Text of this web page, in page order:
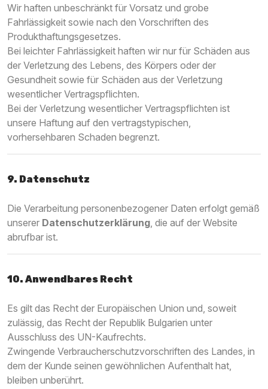
Wir haften unbeschränkt für Vorsatz und grobe
Fahrlässigkeit sowie nach den Vorschriften des
Produkthaftungsgesetzes.
Bei leichter Fahrlässigkeit haften wir nur für Schäden aus
der Verletzung des Lebens, des Körpers oder der
Gesundheit sowie für Schäden aus der Verletzung
wesentlicher Vertragspflichten.
Bei der Verletzung wesentlicher Vertragspflichten ist
unsere Haftung auf den vertragstypischen,
vorhersehbaren Schaden begrenzt.
9. Datenschutz
Die Verarbeitung personenbezogener Daten erfolgt gemäß
unserer Datenschutzerklärung, die auf der Website
abrufbar ist.
10. Anwendbares Recht
Es gilt das Recht der Europäischen Union und, soweit
zulässig, das Recht der Republik Bulgarien unter
Ausschluss des UN-Kaufrechts.
Zwingende Verbraucherschutzvorschriften des Landes, in
dem der Kunde seinen gewöhnlichen Aufenthalt hat,
bleiben unberührt.